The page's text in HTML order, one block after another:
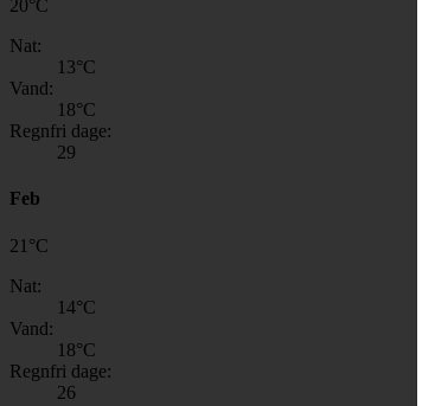
20°C
Nat:
13°C
Vand:
18°C
Regnfri dage:
29
Feb
21 °C
Nat:
14°C
Vand:
18°C
Regnfri dage:
26